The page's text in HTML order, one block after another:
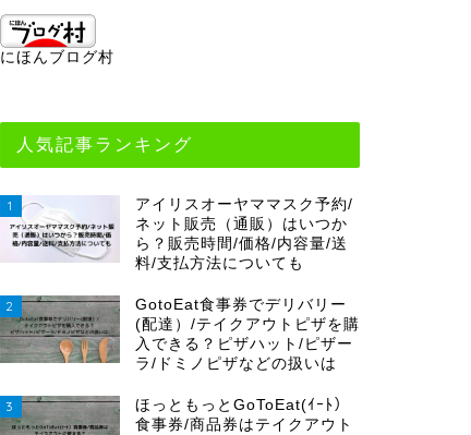
にほんブログ村
人気記事ランキング
1
アイリスオーヤママスク予約/
ネット販売（通販）はいつか
ら？販売時間/価格/内容量/送
料/支払方法についても
2
GotoEat食事券でデリバリー
(配達）/テイクアウトピザを購
入できる？ピザハット/ピザー
ラ/ドミノピザなどの扱いは
3
ほっともっとGoToEat(ｲｰﾄ）
食事券/商品券はテイクアウト